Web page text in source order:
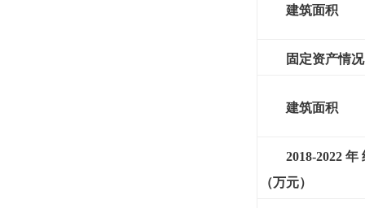
建筑面积
固定资产情
建筑面积
2018-2022 年
（万元）